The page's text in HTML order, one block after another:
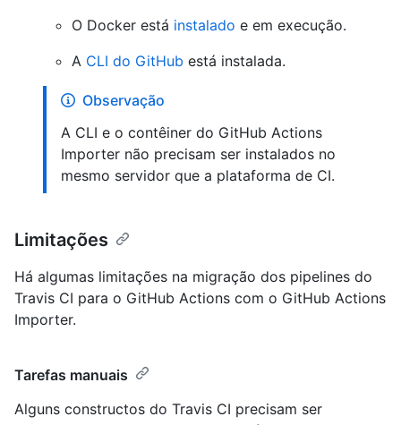
O Docker está instalado e em execução.
A CLI do GitHub está instalada.
Observação
A CLI e o contêiner do GitHub Actions
Importer não precisam ser instalados no
mesmo servidor que a plataforma de CI.
Limitações
Há algumas limitações na migração dos pipelines do
Travis CI para o GitHub Actions com o GitHub Actions
Importer.
Tarefas manuais
Alguns constructos do Travis CI precisam ser